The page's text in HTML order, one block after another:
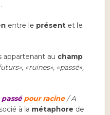
entre le présent et le
appartenant au champ
», «ruines», «passé»,
passé pour racine/ A
à la métaphore de